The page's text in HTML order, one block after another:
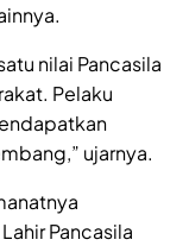
nilai Pancasila
Pelaku
ujarnya.
Pancasila